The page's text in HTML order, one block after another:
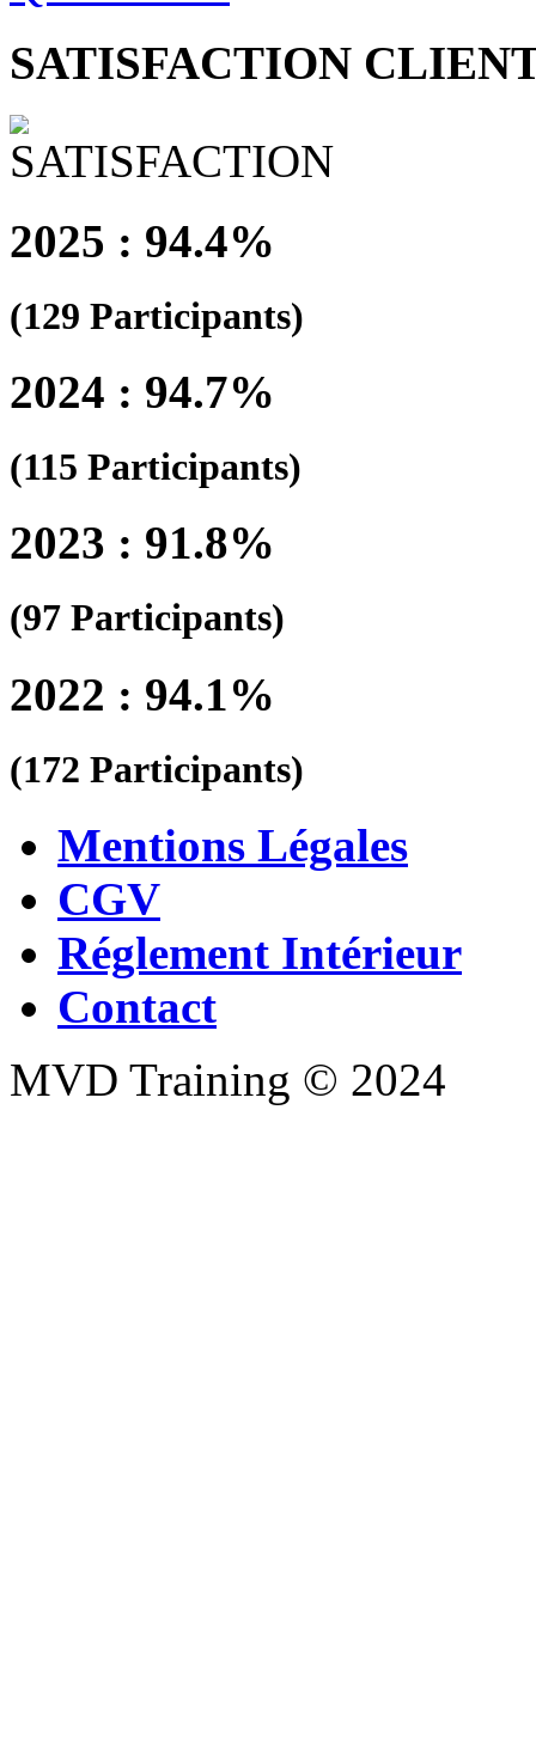
SATISFACTION
2025 : 94.4%
(129 Participants)
2024 : 94.7%
(115 Participants)
2023 : 91.8%
(97 Participants)
2022 : 94.1%
(172 Participants)
Mentions Légales
CGV
Réglement Intérieur
Contact
MVD Training © 2024